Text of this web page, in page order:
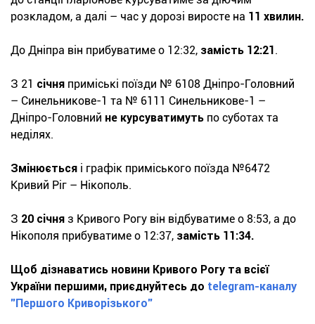
розкладом, а далі – час у дорозі виросте на 11 хвилин.
До Дніпра він прибуватиме о 12:32, замість 12:21.
З 21 січня приміські поїзди № 6108 Дніпро-Головний
– Синельникове-1 та № 6111 Синельникове-1 –
Дніпро-Головний не курсуватимуть по суботах та
неділях.
Змінюється і графік приміського поїзда №6472
Кривий Ріг – Нікополь.
З 20 січня з Кривого Рогу він відбуватиме о 8:53, а до
Нікополя прибуватиме о 12:37, замість 11:34.
Щоб дізнаватись новини Кривого Рогу та всієї
України першими, приєднуйтесь до telegram-каналу
"Першого Криворізького"